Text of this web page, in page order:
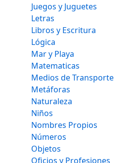
Juegos y Juguetes
Letras
Libros y Escritura
Lógica
Mar y Playa
Matematicas
Medios de Transporte
Metáforas
Naturaleza
Niños
Nombres Propios
Números
Objetos
Oficios y Profesiones